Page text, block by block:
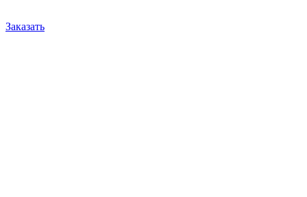
Заказать